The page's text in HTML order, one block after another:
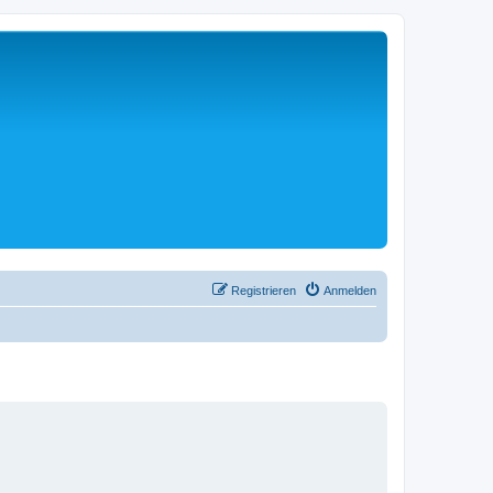
Anmelden
Registrieren